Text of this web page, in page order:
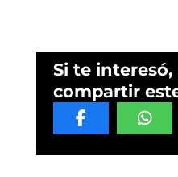
Si te
compartir